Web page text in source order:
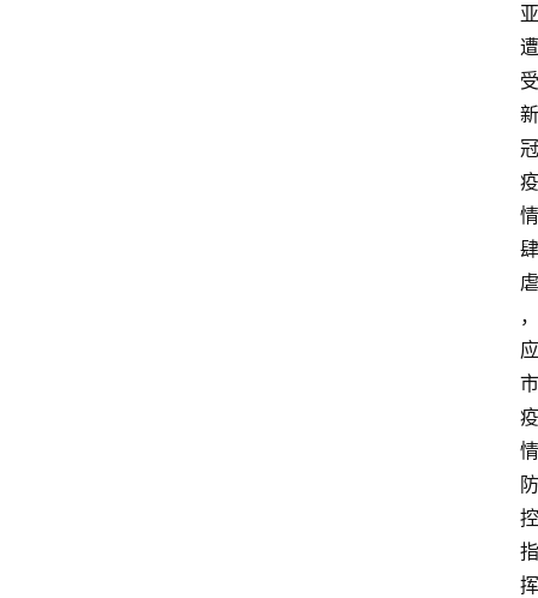
亚
遭
受
新
冠
疫
情
肆
虐
，
应
市
疫
情
防
控
指
挥